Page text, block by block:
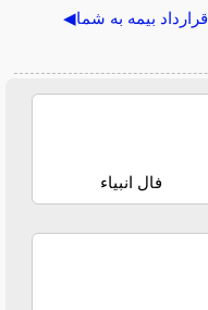
قرارداد بیمه به شما◀
فال انبیاء